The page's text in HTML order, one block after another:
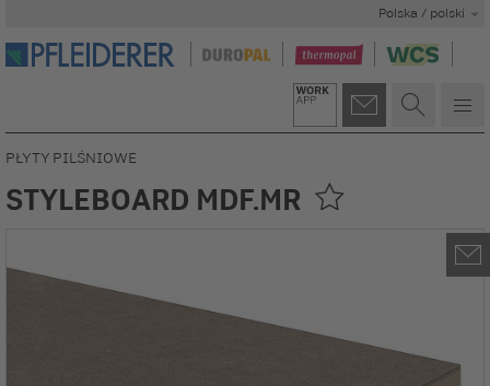
Polska / polski
PŁYTY PILŚNIOWE
STYLEBOARD MDF.MR